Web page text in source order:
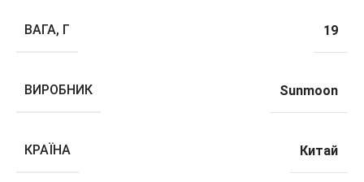
ВАГА, Г 19
ВИРОБНИК Sunmoon
КРАЇНА Китай